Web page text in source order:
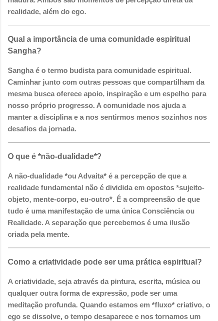
realidade, além do ego.
Qual a importância de uma comunidade espiritual
Sangha?
Sangha é o termo budista para comunidade espiritual.
Caminhar junto com outras pessoas que compartilham da
mesma busca oferece apoio, inspiração e um espelho para
nosso próprio progresso. A comunidade nos ajuda a
manter a disciplina e a nos sentirmos menos sozinhos nos
desafios da jornada.
O que é *não-dualidade*?
A não-dualidade *ou Advaita* é a percepção de que a
realidade fundamental não é dividida em opostos *sujeito-
objeto, mente-corpo, eu-outro*. É a compreensão de que
tudo é uma manifestação de uma única Consciência ou
Realidade. A separação que percebemos é uma ilusão
criada pela mente.
Como a criatividade pode ser uma prática espiritual?
A criatividade, seja através da pintura, escrita, música ou
qualquer outra forma de expressão, pode ser uma
meditação profunda. Quando estamos em *fluxo* criativo, o
ego se dissolve, o tempo desaparece e nos tornamos um